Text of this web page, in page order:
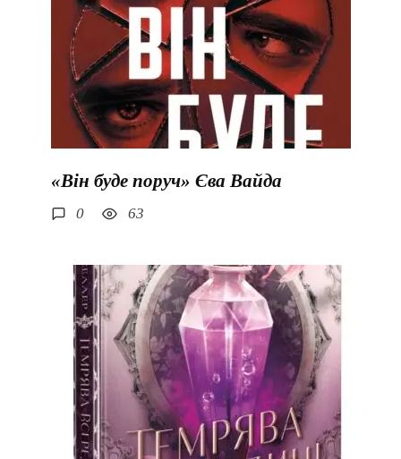
«Він буде поруч» Єва Вайда
0 63